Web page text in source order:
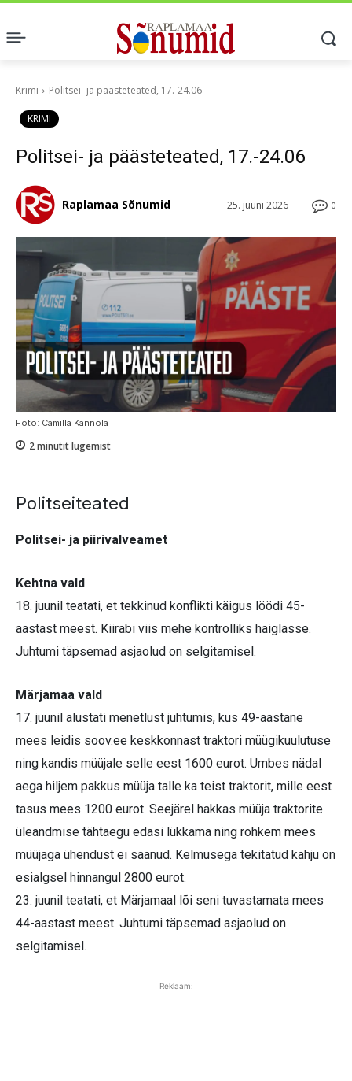
Krimi Politsei- ja päästeteated, 17.-24.06
KRIMI
Politsei- ja päästeteated, 17.-24.06
0
25. juuni 2026
Raplamaa Sõnumid
Foto: Camilla Kännola
2minutit lugemist
Politseiteated
Politsei- ja piirivalveamet
Kehtna vald
18. juunil teatati, et tekkinud konflikti käigus löödi 45-
aastast meest. Kiirabi viis mehe kontrolliks haiglasse.
Juhtumi täpsemad asjaolud on selgitamisel.
Märjamaa vald
17. juunil alustati menetlust juhtumis, kus 49-aastane
mees leidis soov.ee keskkonnast traktori müügikuulutuse
ning kandis müüjale selle eest 1600 eurot. Umbes nädal
aega hiljem pakkus müüja talle ka teist traktorit, mille eest
tasus mees 1200 eurot. Seejärel hakkas müüja traktorite
üleandmise tähtaegu edasi lükkama ning rohkem mees
müüjaga ühendust ei saanud. Kelmusega tekitatud kahju on
esialgsel hinnangul 2800 eurot.
23. juunil teatati, et Märjamaal lõi seni tuvastamata mees
44-aastast meest. Juhtumi täpsemad asjaolud on
selgitamisel.
Reklaam: